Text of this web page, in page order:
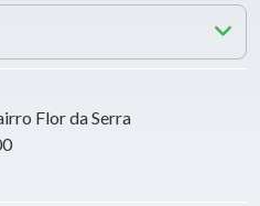
Flor da Serra